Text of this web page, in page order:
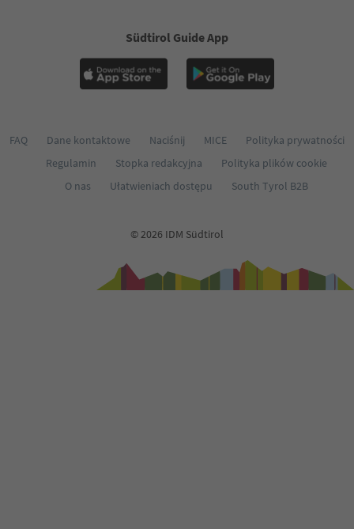
Südtirol Guide App
FAQ Dane kontaktowe Naciśnij MICE
Polityka prywatności
Regulamin
Stopka redakcyjna
Polityka plików cookie
O nas
Ułatwieniach dostępu South Tyrol B2B
© 2026 IDM Südtirol